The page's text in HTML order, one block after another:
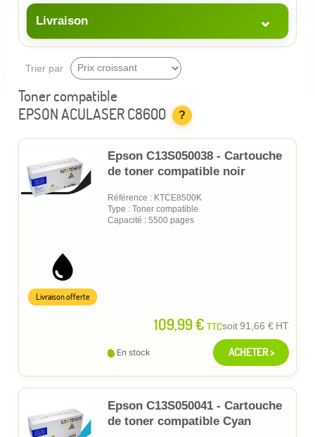
Livraison ⌄
Trier par
Toner compatible
EPSON ACULASER C8600
?
Epson C13S050038 - Cartouche
de toner compatible noir
Référence : KTCE8500K
Type : Toner compatible
Capacité : 5500 pages
109,99 € TTCsoit91,66 € HT
Livraison offerte
En stock ACHETER >
Epson C13S050041 - Cartouche
de toner compatible Cyan